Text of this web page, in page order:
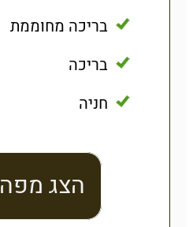
בריכה מחוממת
בריכה
חניה
הצג מפה